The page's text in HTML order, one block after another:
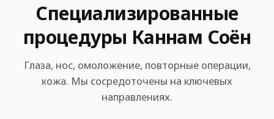
Специализированные
процедуры Каннам Соён
Глаза, нос, омоложение, повторные операции,
кожа. Мы сосредоточены на ключевых
направлениях.